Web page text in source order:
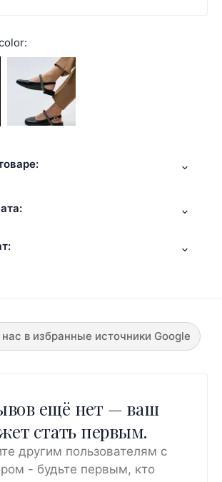
в избранные источники Google
ещё нет — ваш
стать первым.
другим пользователям с
- будьте первым, кто